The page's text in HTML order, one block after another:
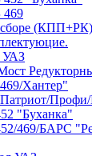
469
сборе (КПП+РК)
УАЗ
Хантер"
"Буханка"
469/БАРС